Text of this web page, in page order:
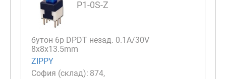
P1-0S-Z
бутон 6p DPDT незад. 0.1A/30V
8x8x13.5mm
ZIPPY
874